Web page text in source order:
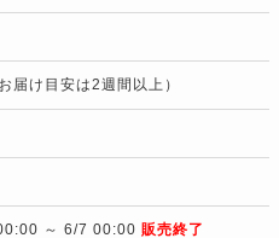
届け目安は2週間以上）
～ 6/7 00:00 販売終了